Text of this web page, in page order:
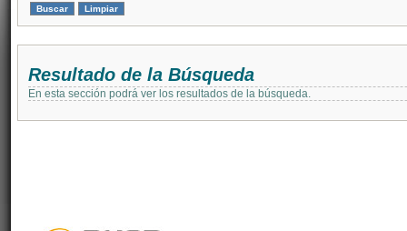
Resultado de la Búsqueda
En esta sección podrá ver los resultados de la búsqueda.